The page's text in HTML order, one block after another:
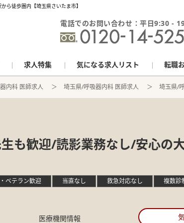
ら徒歩圏内【埼玉県さいたま市】
電話でのお問い合わせ：平日9:30 -
求人特集 気になる求人リスト 転職
内科 医師求人 埼玉県/呼吸器内科 医師求人 埼玉県/
も歓迎/読影業務なし/安心の
ベテラン歓迎 当直なし 救急対応なし 複数診
医療機関情報